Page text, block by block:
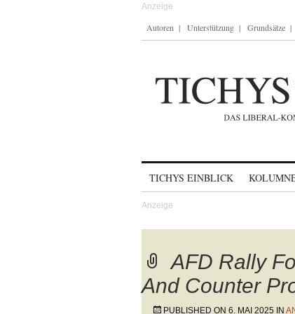
Autoren Unterstützung Grundsätze
TICHYS EINBLICK
AFD Rally
And Counter
PUBLISHED ON 6. MAI 2025 IN